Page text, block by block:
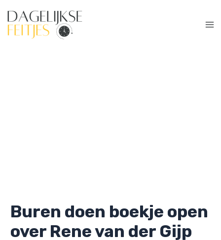
naar
Buren doen boekje open
over Rene van der Gijp